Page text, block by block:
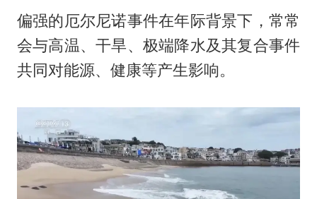
偏强的厄尔尼诺事件在年际背景下，常常
会与高温、干旱、极端降水及其复合事件
共同对能源、健康等产生影响。